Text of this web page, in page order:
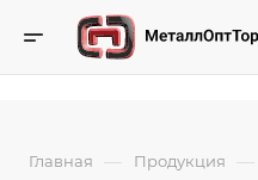
Главная — Продукция —